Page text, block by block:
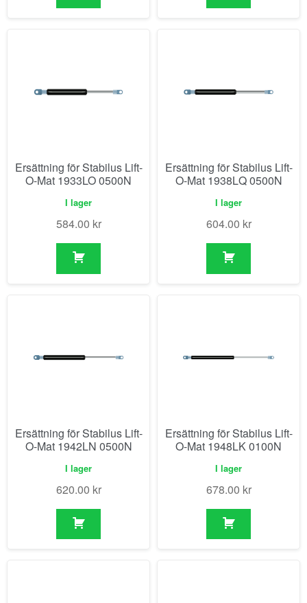
Ersättning för Stabilus Lift-
O-Mat 1933LO 0500N
I lager
584.00 kr
Ersättning för Stabilus Lift-
O-Mat 1938LQ 0500N
I lager
604.00 kr
Ersättning för Stabilus Lift-
O-Mat 1942LN 0500N
I lager
620.00 kr
Ersättning för Stabilus Lift-
O-Mat 1948LK 0100N
I lager
678.00 kr